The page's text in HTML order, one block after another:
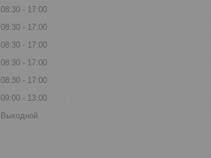
08:30
17:00
08:30
17:00
08:30
17:00
08:30
17:00
08:30
17:00
09:00
13:00
Выходной